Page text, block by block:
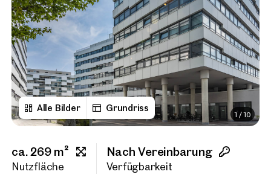
Alle Bilder Grundriss
1/10
ca. 269 m²
Nutzfläche
Nach Vereinbarung
Verfügbarkeit
Anrede
Bitte wählen
Titel (optional)
Vorname
Nachname
Direkte:r Ansprechpartner:in
Anrufen oder Rückruf vereinbaren